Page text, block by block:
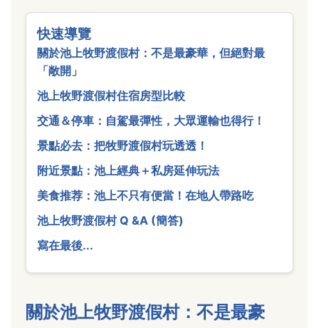
快速導覽
關於池上牧野渡假村：不是最豪華，但絕對最
「敞開」
池上牧野渡假村住宿房型比較
交通＆停車：自駕最彈性，大眾運輸也得行！
景點必去：把牧野渡假村玩透透！
附近景點：池上經典＋私房延伸玩法
美食推荐：池上不只有便當！在地人帶路吃
池上牧野渡假村 Q &A (簡答)
寫在最後...
關於池上牧野渡假村：不是最豪